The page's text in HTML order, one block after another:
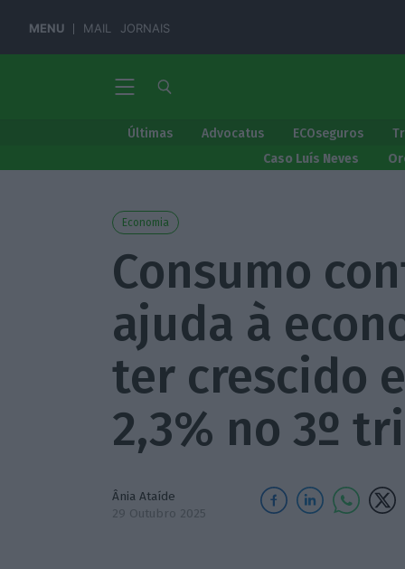
MENU MAIL JORNAIS
Últimas Advocatus ECOseguros
Caso Luís Neves
Economia
Consumo
ajuda à
ter crescido
2,3% no 3º
Ânia Ataíde
29 Outubro 2025